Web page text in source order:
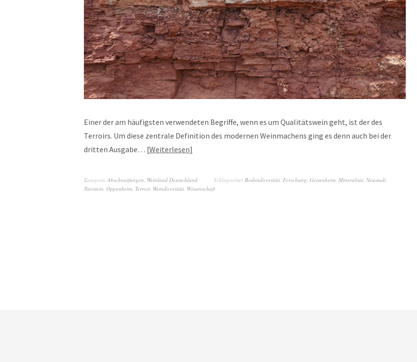
Einer der am häufigsten verwendeten Begriffe, wenn es um Qualitätswein geht, ist der des
Terroirs. Um diese zentrale Definition des modernen Weinmachens ging es denn auch bei der
dritten Ausgabe… Weiterlesen
Kategorie Abschweifungen, Weinland Deutschland SchlagwörterBodendiversität, Forschung, Geisenheim, Mineralität, Neustadt,
Nierstein, Oppenheim, Terroir, Weindiversität, Wissenschaft